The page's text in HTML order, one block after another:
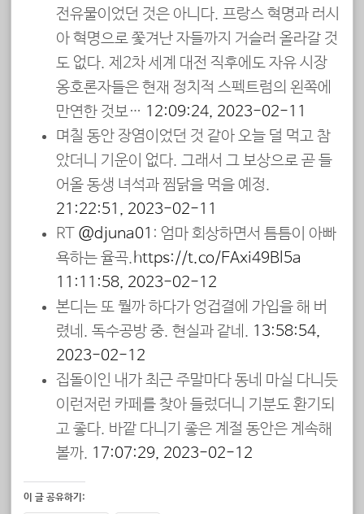
전유물이었던 것은 아니다. 프랑스 혁명과 러시
아 혁명으로 쫓겨난 자들까지 거슬러 올라갈 것
도 없다. 제2차 세계 대전 직후에도 자유 시장
옹호론자들은 현재 정치적 스펙트럼의 왼쪽에
만연한 것보… 12:09:24, 2023-02-11
며칠 동안 장염이었던 것 같아 오늘 덜 먹고 참
았더니 기운이 없다. 그래서 그 보상으로 곧 들
어올 동생 녀석과 찜닭을 먹을 예정.
21:22:51, 2023-02-11
RT @djuna01 : 엄마 회상하면서 틈틈이 아빠
욕하는 율곡.https://t.co/EAxi49Bl5a
11:11:58, 2023-02-12
본디는 또 뭘까 하다가 엉겁결에 가입을 해 버
렸네. 독수공방 중. 현실과 같네. 13:58:54,
2023-02-12
집돌이인 내가 최근 주말마다 동네 마실 다니듯
이런저런 카페를 찾아 들렀더니 기분도 환기되
고 좋다. 바깥 다니기 좋은 계절 동안은 계속해
볼까. 17:07:29, 2023-02-12
이 글 공유하기: